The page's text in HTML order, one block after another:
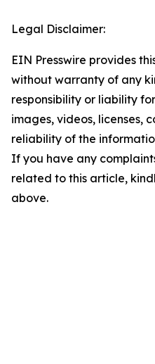
Legal Disclaimer:
EIN Presswire provides
without warranty of any
responsibility or liability
images, videos, licenses,
reliability of the
If you have any
related to this article,
above.